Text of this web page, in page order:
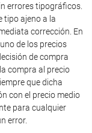
errores tipográficos.
tipo ajeno a la
corrección. En
de los precios
de compra
compra al precio
que dicha
con el precio medio
para cualquier
error.